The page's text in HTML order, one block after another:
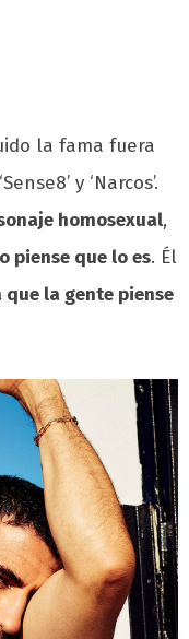
la fama fuera
y ‘Narcos’.
homosexual,
piense que lo es. Él
que la gente piense